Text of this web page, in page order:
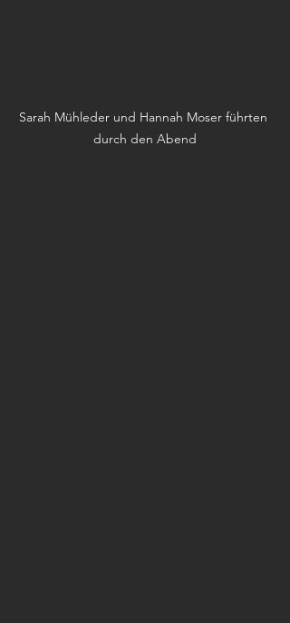
Sarah Mühleder und Hannah Moser führten
durch den Abend